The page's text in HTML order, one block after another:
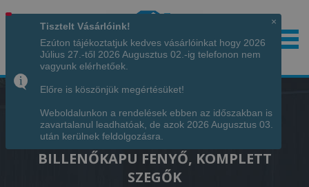
Hívjon minket!+36 70 7342034
LUX GARÁZS 6X9 FEDETT BEÁLLÓVAL
SMK – KÉT OLDALRA LEJTŐ TETŐ,
BILLENŐKAPU FENYŐ, KOMPLETT
SZEGŐK
×
Tisztelt Vásárlóink!
Ezúton tájékoztatjuk kedves vásárlóinkat hogy 2026
Július 27.-től 2026 Augusztus 02.-ig telefonon nem
vagyunk elérhetőek.
Előre is köszönjük megértésüket!
Weboldalunkon a rendelések ebben az időszakban is
zavartalanul leadhatóak, de azok 2026 Augusztus 03.
után kerülnek feldolgozásra.